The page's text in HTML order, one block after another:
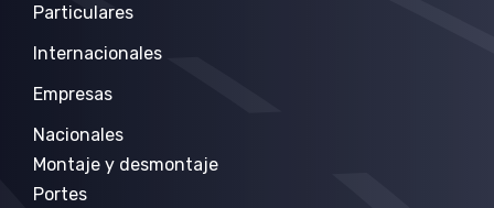
Particulares
Internacionales
Empresas
Nacionales
Montaje y desmontaje
Portes